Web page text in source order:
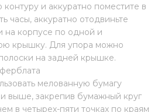
контуру и аккуратно поместите в
часы, аккуратно отодвиньте
на корпусе по одной и
крышку. Для упора можно
на задней крышке.
мелованную бумагу
и выше, закрепив бумажный круг
в четырех-пяти точках по краям